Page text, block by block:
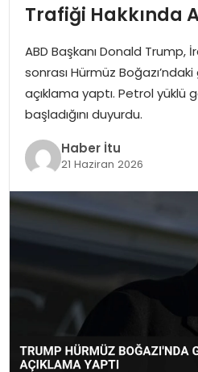
TEKNOLOJI
EĞITIM
MAGAZIN
SPOR
YAŞAM
Trafiği Hakkında
ABD Başkanı Donald Trump,
sonrası Hürmüz
açıklama yaptı. Petrol yüklü
başladığını duyurdu.
Haber İtu
21 Haziran 2026